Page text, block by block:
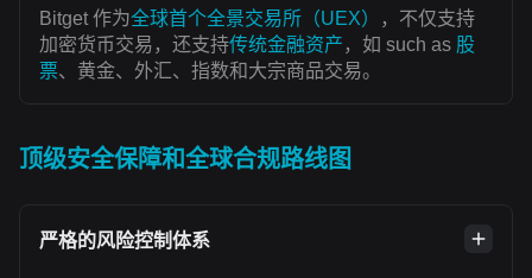
Bitget 作为全球首个全景交易所（UEX）
，不仅支持
加密货币交易，还支持传统金融资产 ，如 such as 股
票、黄金、外汇、指数和大宗商品交易。
顶级安全保障和全球合规路线图
严格的风险控制体系